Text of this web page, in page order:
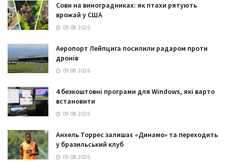
Сови на виноградниках: як птахи рятують
врожай у США
09.08.2026
Аеропорт Лейпцига посилили радаром проти
дронів
09.08.2026
4 безкоштовні програми для Windows, які варто
встановити
09.08.2026
Анхель Торрес залишає «Динамо» та переходить
у бразильський клуб
09.08.2026